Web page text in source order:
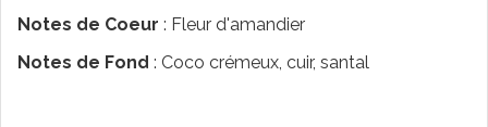
Notes de Coeur : Fleur d'amandier
Notes de Fond : Coco crémeux, cuir, santal